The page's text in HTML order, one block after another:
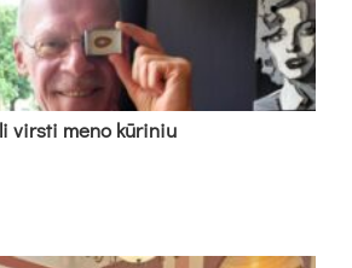
virs­ti me­no kū­ri­niu